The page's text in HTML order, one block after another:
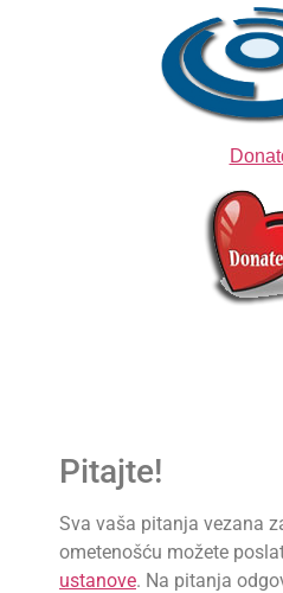
Pitajte!
Sva vaša pitanja vezana
ometenošću možete
ustanove. Na pitanja